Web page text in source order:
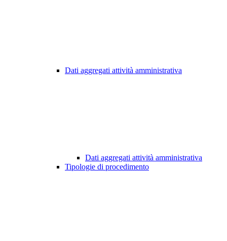
Dati aggregati attività amministrativa
Dati aggregati attività amministrativa
Tipologie di procedimento